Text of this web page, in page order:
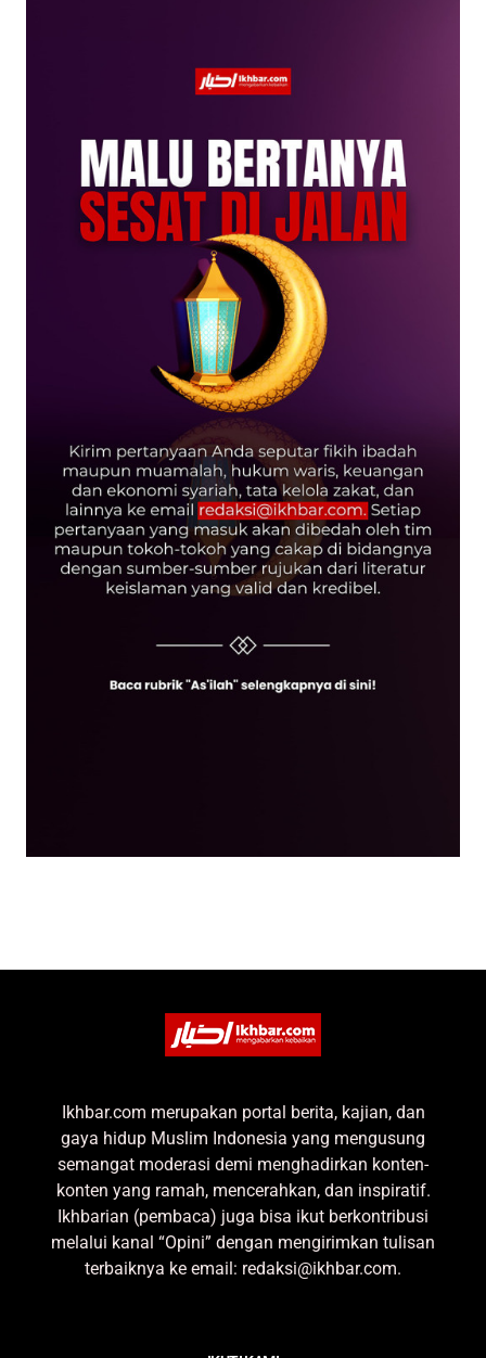
Ikhbar.com merupakan portal berita, kajian, dan
gaya hidup Muslim Indonesia yang mengusung
semangat moderasi demi menghadirkan konten-
konten yang ramah, mencerahkan, dan inspiratif.
Ikhbarian (pembaca) juga bisa ikut berkontribusi
melalui kanal “Opini” dengan mengirimkan tulisan
terbaiknya ke email: redaksi@ikhbar.com.